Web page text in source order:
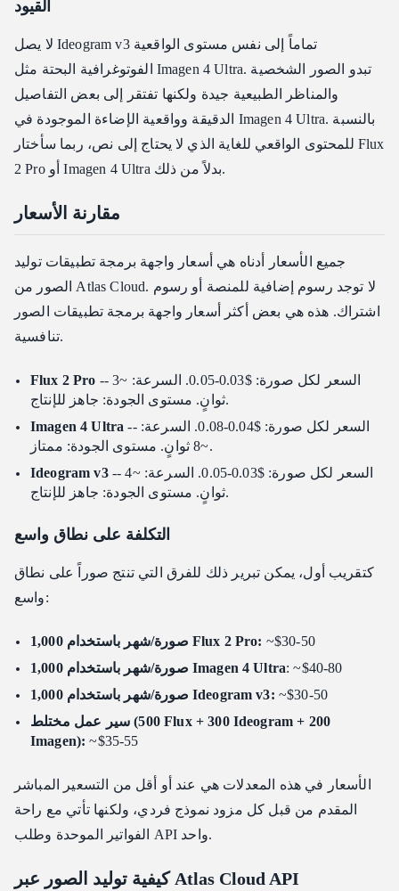
القيود
لا يصل Ideogram v3 تماماً إلى نفس مستوى الواقعية
الفوتوغرافية البحتة مثل Imagen 4 Ultra. تبدو الصور الشخصية
والمناظر الطبيعية جيدة ولكنها تفتقر إلى بعض التفاصيل
الدقيقة وواقعية الإضاءة الموجودة في Imagen 4 Ultra. بالنسبة
للمحتوى الواقعي للغاية الذي لا يحتاج إلى نص، ربما سأختار Flux
2 Pro أو Imagen 4 Ultra بدلاً من ذلك.
مقارنة الأسعار
جميع الأسعار أدناه هي أسعار واجهة برمجة تطبيقات توليد
الصور من Atlas Cloud. لا توجد رسوم إضافية للمنصة أو رسوم
اشتراك. هذه هي بعض أكثر أسعار واجهة برمجة تطبيقات الصور
تنافسية.
Flux 2 Pro -- السعر لكل صورة: $0.03-0.05. السرعة: ~3
ثوانٍ. مستوى الجودة: جاهز للإنتاج.
Imagen 4 Ultra -- السعر لكل صورة: $0.04-0.08. السرعة:
~8 ثوانٍ. مستوى الجودة: ممتاز.
Ideogram v3-- السعر لكل صورة: $0.03-0.05. السرعة: ~4
ثوانٍ. مستوى الجودة: جاهز للإنتاج.
التكلفة على نطاق واسع
كتقريب أول، يمكن تبرير ذلك للفرق التي تنتج صوراً على نطاق
واسع:
1,000 صورة/شهر باستخدام Flux 2 Pro: ~$30-50
1,000 صورة/شهر باستخدام Imagen 4 Ultra: ~$40-80
1,000 صورة/شهر باستخدام Ideogram v3: ~$30-50
سير عمل مختلط (500 Flux + 300 Ideogram + 200
Imagen): ~$35-55
الأسعار في هذه المعدلات هي عند أو أقل من التسعير المباشر
المقدم من قبل كل مزود نموذج فردي، ولكنها تأتي مع راحة
الفواتير الموحدة وطلب API واحد.
كيفية توليد الصور عبر Atlas Cloud API